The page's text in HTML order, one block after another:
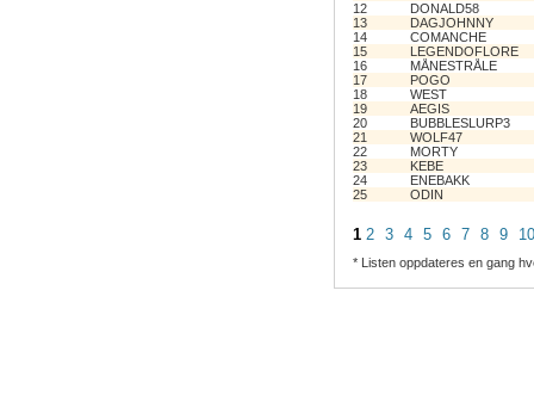
12
DONALD58
13
DAGJOHNNY
14
COMANCHE
15
LEGENDOFLORE
16
MÅNESTRÅLE
17
POGO
18
WEST
19
AEGIS
20
BUBBLESLURP3
21
WOLF47
22
MORTY
23
KEBE
24
ENEBAKK
25
ODIN
1 2 3 4 5 6 7 8 9 10
* Listen oppdateres en gang